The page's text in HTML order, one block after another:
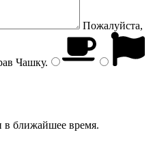
Пожалуйста,
Чашку.
в ближайшее время.